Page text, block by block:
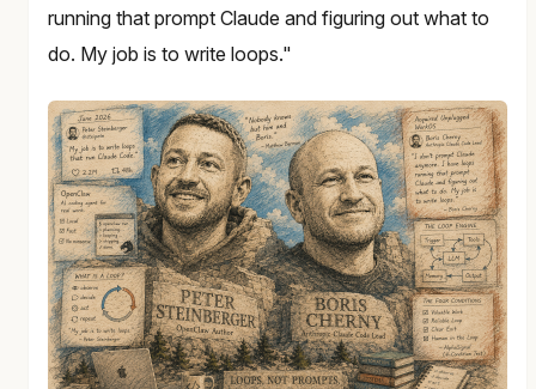
running that prompt Claude and figuring out what to
do. My job is to write loops."